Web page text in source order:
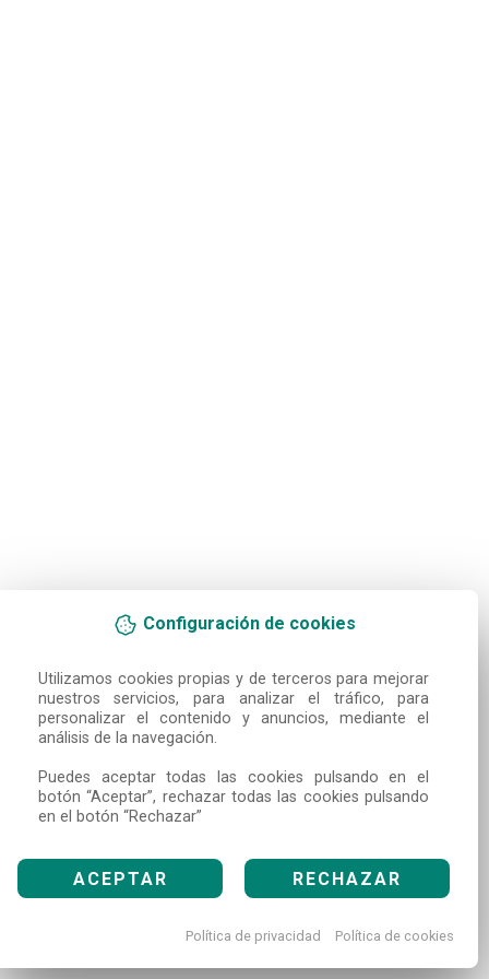
Configuración de cookies
Utilizamos cookies propias y de terceros para mejorar
nuestros servicios, para analizar el tráfico, para
personalizar el contenido y anuncios, mediante el
análisis de la navegación.
Puedes aceptar todas las cookies pulsando en el
botón “Aceptar”, rechazar todas las cookies pulsando
en el botón “Rechazar”
ACEPTAR RECHAZAR
Política de privacidad Política de cookies